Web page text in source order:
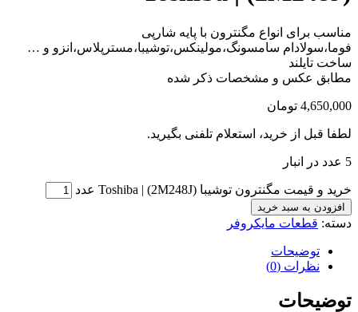
مناسب برای انواع مگنترون با پایه شارپی
فوما،سولادام سامسونگ،مولینکس،توشیبا،مسترپلاس،انزو و …
ساخت تایلند
مطابق عکس و مشخصات ذکر شده
4,650,000 تومان
لطفا قبل از خرید، استعلام تلفنی بگیرید.
5 عدد در انبار
خرید و قیمت مگنترون توشیبا (2M248J) | Toshiba عدد
افزودن به سبد خرید
دسته: قطعات مایکروفر
توضیحات
نظرات (0)
توضیحات